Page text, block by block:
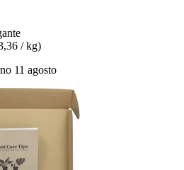
/ kg)
11 agosto